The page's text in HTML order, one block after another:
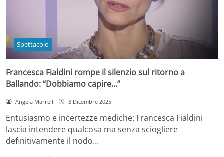
Spettacolo
Francesca Fialdini rompe il silenzio sul ritorno a
Ballando: “Dobbiamo capire…”
Angela Marrelli 3 Dicembre 2025
Entusiasmo e incertezze mediche: Francesca Fialdini
lascia intendere qualcosa ma senza sciogliere
definitivamente il nodo…